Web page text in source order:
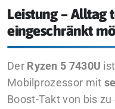
Leistung – Alltag
eingeschränkt
Der Ryzen 5 7430U
Mobilprozessor mit
Boost-Takt von bis zu